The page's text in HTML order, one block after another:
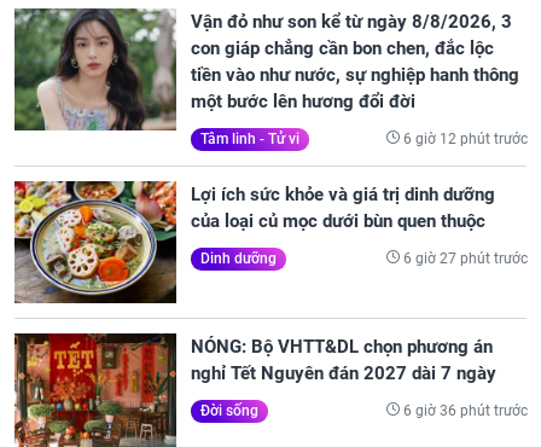
Vận đỏ như son kể từ ngày 8/8/2026, 3
con giáp chẳng cần bon chen, đắc lộc
tiền vào như nước, sự nghiệp hanh thông
một bước lên hương đổi đời
Tâm linh - Tử vi 6 giờ 12 phút trước
Lợi ích sức khỏe và giá trị dinh dưỡng
của loại củ mọc dưới bùn quen thuộc
Dinh dưỡng 6 giờ 27 phút trước
NÓNG: Bộ VHTT&DL chọn phương án
nghỉ Tết Nguyên đán 2027 dài 7 ngày
Đời sống 6 giờ 36 phút trước